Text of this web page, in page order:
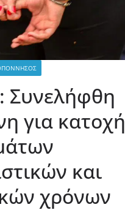
Συνελήφθη
για κατοχή
και
χρόνων